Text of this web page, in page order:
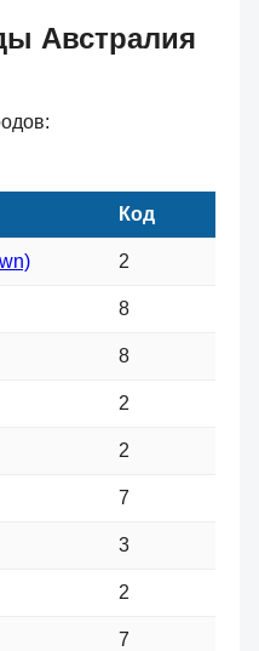
Австралия
Код
2
8
8
2
2
7
3
2
7